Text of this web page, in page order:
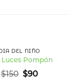
DEL NIÑO
Pompón
$150 El
$90El